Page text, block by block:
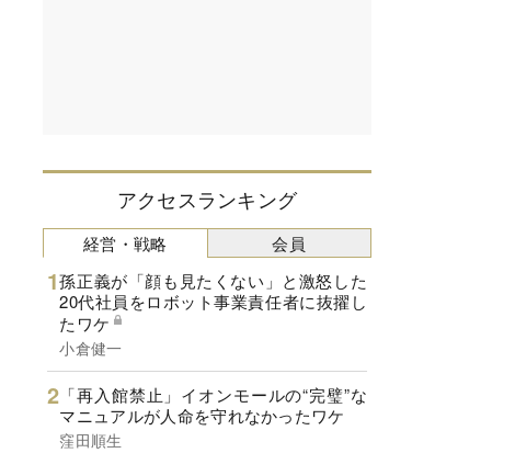
アクセスランキング
経営・戦略
孫正義が「顔も見たくない」と激怒した
20代社員をロボット事業責任者に抜擢し
たワケ
小倉健一
「再入館禁止」イオンモールの“完璧”な
マニュアルが人命を守れなかったワケ
窪田順生
会員